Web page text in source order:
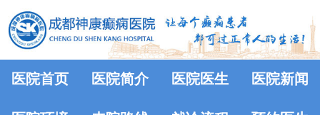
医院首页 医院简介 医院医生 医院新闻